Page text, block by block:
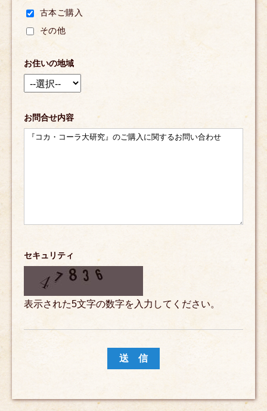
古本ご購入
その他
お住いの地域
お問合せ内容
セキュリティ
表示された5文字の数字を入力してください。